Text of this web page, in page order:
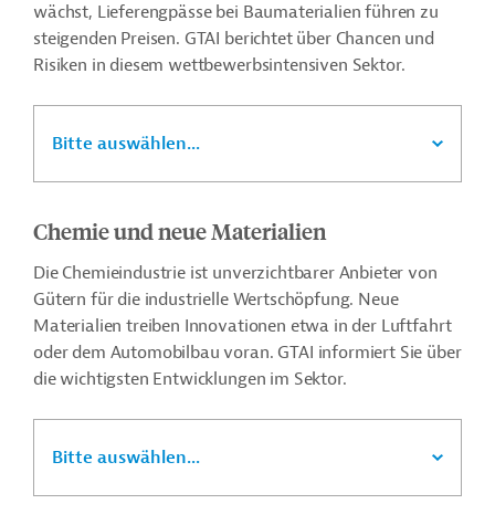
wächst, Lieferengpässe bei Baumaterialien führen zu
steigenden Preisen. GTAI berichtet über Chancen und
Risiken in diesem wettbewerbsintensiven Sektor.
Bitte auswählen...
Chemie und neue Materialien
Die Chemieindustrie ist unverzichtbarer Anbieter von
Gütern für die industrielle Wertschöpfung. Neue
Materialien treiben Innovationen etwa in der Luftfahrt
oder dem Automobilbau voran. GTAI informiert Sie über
die wichtigsten Entwicklungen im Sektor.
Bitte auswählen...